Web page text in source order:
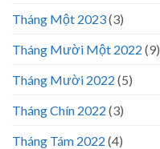
Tháng Một 2023(3)
Tháng Mười Một 2022 (9)
Tháng Mười 2022 (5)
Tháng Chín 2022 (3)
Tháng Tám 2022 (4)